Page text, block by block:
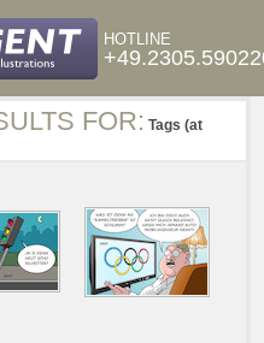
HOTLINE
FOR: Tags (at